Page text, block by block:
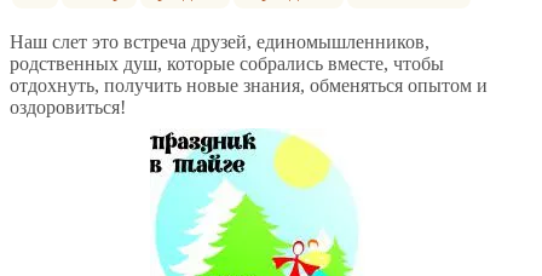
Наш слет это встреча друзей, единомышленников,
родственных душ, которые собрались вместе, чтобы
отдохнуть, получить новые знания, обменяться опытом и
оздоровиться!